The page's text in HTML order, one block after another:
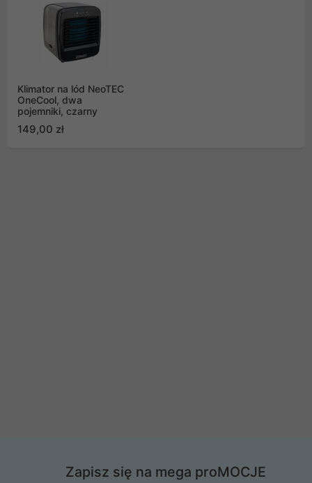
Klimator na lód NeoTEC
OneCool, dwa
pojemniki, czarny
149,00 zł
Zapisz się na mega proMOCJE